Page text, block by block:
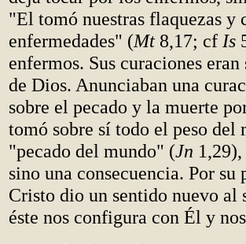
"El tomó nuestras flaquezas y
enfermedades" (Mt 8,17; cf Is
enfermos. Sus curaciones
de Dios. Anunciaban una
sobre el pecado y la muerte
tomó sobre sí todo el peso del
"pecado del mundo" (Jn
sino una consecuencia. Por
Cristo dio un sentido nuevo al
éste nos configura con Él y